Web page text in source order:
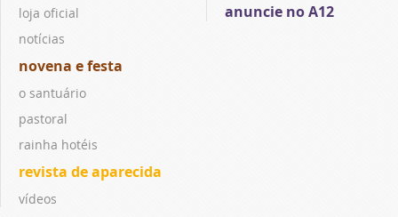
loja oficial
notícias
novena e festa
o santuário
pastoral
rainha hotéis
revista de aparecida
vídeos
anuncie no A12